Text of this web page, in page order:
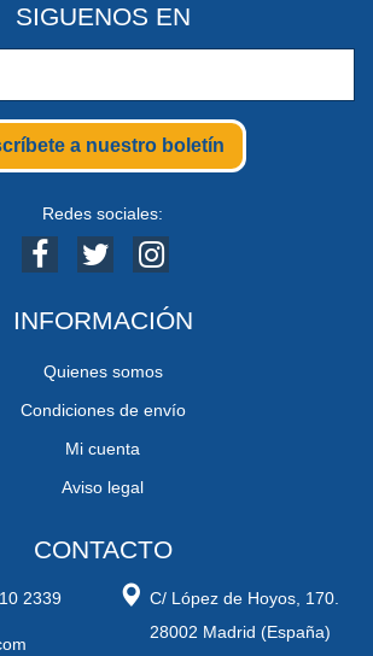
SIGUENOS EN
a nuestro boletín
Redes sociales:
INFORMACIÓN
Quienes somos
Condiciones de envío
Mi cuenta
Aviso legal
CONTACTO
2339
C/ López de Hoyos, 170.
28002 Madrid (España)